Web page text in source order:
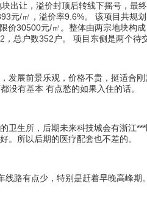
出让，溢价封顶后转线下摇号，最
元/㎡，溢价率9.6%。 该项目共规
价30500元/㎡。整体由两宗地块构
总户数352户。 项目东侧是两个待
发展前景乐观，价格不贵，挺适合
没有基本 有点愁的如果入住的话。
卫生所，后期未来科技城会有浙江
。所以后期的医疗配套也不差的。
线路有点少，特别是赶着早晚高峰期